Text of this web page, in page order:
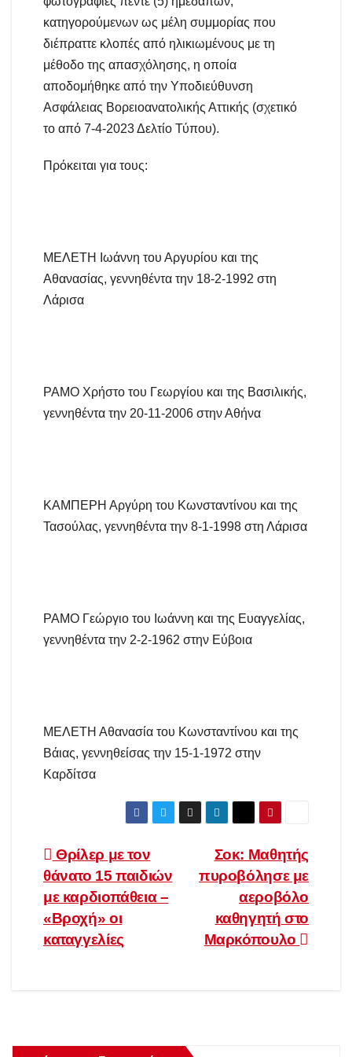
κατηγορούμενων ως μέλη συμμορίας που
διέπραττε κλοπές από ηλικιωμένους με τη
μέθοδο της απασχόλησης, η οποία
αποδομήθηκε από την Υποδιεύθυνση
Ασφάλειας Βορειοανατολικής Αττικής (σχετικό
το από 7-4-2023 Δελτίο Τύπου).
Πρόκειται για τους:
ΜΕΛΕΤΗ Ιωάννη του Αργυρίου και της
Αθανασίας, γεννηθέντα την 18-2-1992 στη
Λάρισα
ΡΑΜΟ Χρήστο του Γεωργίου και της Βασιλικής,
γεννηθέντα την 20-11-2006 στην Αθήνα
ΚΑΜΠΕΡΗ Αργύρη του Κωνσταντίνου και της
Τασούλας, γεννηθέντα την 8-1-1998 στη Λάρισα
ΡΑΜΟ Γεώργιο του Ιωάννη και της Ευαγγελίας,
γεννηθέντα την 2-2-1962 στην Εύβοια
ΜΕΛΕΤΗ Αθανασία του Κωνσταντίνου και της
Βάιας, γεννηθείσας την 15-1-1972 στην
Καρδίτσα
Πλοήγηση
άρθρων
Σοκ: Μαθητής
πυροβόλησε με
αεροβόλο
καθηγητή στο
Μαρκόπουλο
Θρίλερ με τον
θάνατο 15 παιδιών
με καρδιοπάθεια –
«Βροχή» οι
καταγγελίες